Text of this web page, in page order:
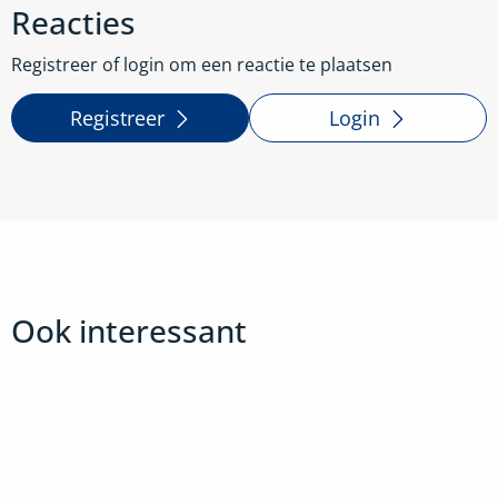
Reacties
Registreer of login om een reactie te plaatsen
Registreer Login
Ook interessant